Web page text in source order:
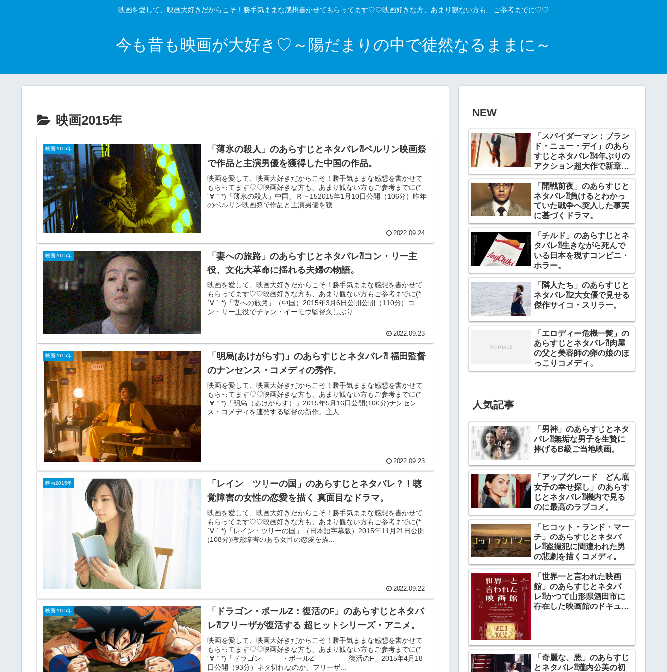
映画を愛して、映画大好きだからこそ！勝手気ままな感想書かせてもらってます♡♡映画好きな方、あまり観ない方も、ご参考までに♡♡
今も昔も映画が大好き♡～陽だまりの中で徒然なるままに～
映画2015年
映画2015年
「薄氷の殺人」のあらすじとネタバレ⁈ベルリン映画祭
で作品と主演男優を獲得した中国の作品。
映画を愛して、映画大好きだからこそ！勝手気ままな感想を書かせて
もらってます♡♡映画好きな方も、あまり観ない方もご参考までに(*
´∀｀*)「薄氷の殺人」中国、Ｒ－152015年1月10日公開（106分）昨年
のベルリン映画祭で作品と主演男優を獲...
2022.09.24
映画2015年
「妻への旅路」のあらすじとネタバレ⁈コン・リー主
役、文化大革命に揺れる夫婦の物語。
映画を愛して、映画大好きだからこそ！勝手気ままな感想を書かせて
もらってます♡♡映画好きな方も、あまり観ない方もご参考までに(*
´∀｀*)「妻への旅路」（中国）2015年3月6日公開公開（110分）コ
ン・リー主役でチャン・イーモウ監督久しぶり...
2022.09.23
映画2015年
「明烏(あけがらす)」のあらすじとネタバレ⁈ 福田監督
のナンセンス・コメディの秀作。
映画を愛して、映画大好きだからこそ！勝手気ままな感想を書かせて
もらってます♡♡映画好きな方も、あまり観ない方もご参考までに(*
´∀｀*)「明烏（あけがらす）」2015年5月16日公開(106分)ナンセン
ス・コメディを連発する監督の新作。主人...
2022.09.23
映画2015年
「レイン ツリーの国」のあらすじとネタバレ？！聴
覚障害の女性の恋愛を描く 真面目なドラマ。
映画を愛して、映画大好きだからこそ！勝手気ままな感想を書かせて
もらってます♡♡映画好きな方も、あまり観ない方もご参考までに(*
´∀｀*)「レイン・ツリーの国」（日本語字幕版）2015年11月21日公開
(108分)聴覚障害のある女性の恋愛を描...
2022.09.22
映画2015年
「ドラゴン・ボールZ：復活のF」のあらすじとネタバ
レ⁈フリーザが復活する 超ヒットシリーズ・アニメ。
映画を愛して、映画大好きだからこそ！勝手気ままな感想を書かせて
もらってます♡♡映画好きな方も、あまり観ない方もご参考までに(*
´∀｀*)「ドラゴン ・ボールZ 復活のF」2015年4月18
日公開（93分）ネタ切れなのか、フリーザ...
NEW
「スパイダーマン：ブラン
ド・ニュー・デイ」のあら
すじとネタバレ⁈4年ぶりの
アクション超大作で新章開
幕。
「開戦前夜」のあらすじと
ネタバレ⁈負けるとわかっ
ていた戦争へ突入した事実
に基づくドラマ。
「チルド」のあらすじとネ
タバレ⁈生きながら死んで
いる日本を現すコンビニ・
ホラー。
「隣人たち」のあらすじと
ネタバレ⁈2大女優で見せる
傑作サイコ・スリラー。
「エロディー危機一髪」の
あらすじとネタバレ⁈肉屋
の父と美容師の卵の娘のほ
っこりコメディ。
人気記事
「男神」のあらすじとネタ
バレ⁈無垢な男子を生贄に
捧げるB級ご当地映画。
「アップグレード どん底
女子の幸せ探し」のあらす
じとネタバレ⁈機内で見る
のに最高のラブコメ。
「ヒコット・ランド・マー
チ」のあらすじとネタバ
レ⁈盗撮犯に間違われた男
の悲劇を描くコメディ。
「世界一と言われた映画
館」のあらすじとネタバ
レ⁈かつて山形県酒田市に
存在した映画館のドキュメ
「奇麗な、悪」のあらすじ
とネタバレ⁈瀧内公美の初